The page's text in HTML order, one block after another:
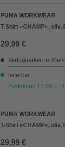
PUMA WORKWEAR
T-Shirt »CHAMP«, oliv,
29,99 €
Verfügbarkeit im
lieferbar
Zustellung 12.08. -
PUMA WORKWEAR
T-Shirt »CHAMP«, oliv,
29,99 €